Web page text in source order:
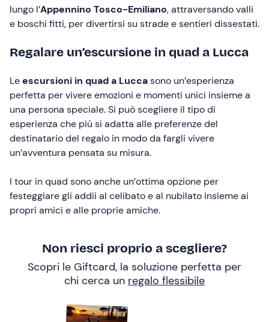
lungo l’Appennino Tosco-Emiliano, attraversando valli
e boschi fitti, per divertirsi su strade e sentieri dissestati.
Regalare un’escursione in quad a Lucca
Leescursioni in quad a Luccasono un’esperienza
perfetta per vivere emozioni e momenti unici insieme a
una persona speciale. Si può scegliere il tipo di
esperienza che più si adatta alle preferenze del
destinatario del regalo in modo da fargli vivere
un’avventura pensata su misura.
I tour in quad sono anche un’ottima opzione per
festeggiare gli addii al celibato e al nubilato insieme ai
propri amici e alle proprie amiche.
Non riesci proprio a scegliere?
Scopri le Giftcard, la soluzione perfetta per
chi cerca un regalo flessibile